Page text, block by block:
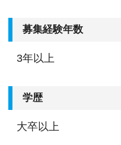
募集経験年数
3年以上
学歴
大卒以上